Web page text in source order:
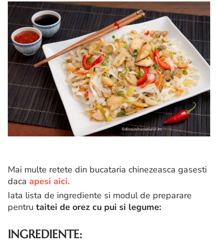
Mai multe retete din bucataria chinezeasca gasesti
daca apesi aici.
Iata lista de ingrediente si modul de preparare
pentru taitei de orez cu pui si legume:
INGREDIENTE: